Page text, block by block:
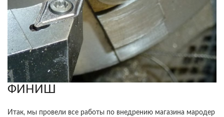
ФИНИШ
Итак, мы провели все работы по внедрению магазина мародер